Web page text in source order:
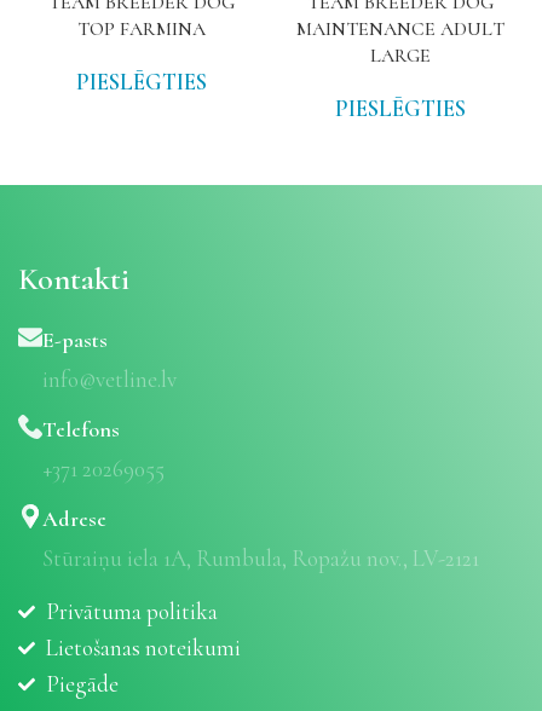
TOP FARMINA
PIESLĒGTIES
MAINTENANCE ADULT
LARGE
PIESLĒGTIES
Kontakti
E-pasts
info@vetline.lv
Telefons
+371 20269055
Adrese
Stūraiņu iela 1A, Rumbula, Ropažu nov., LV-2121
Privātuma politika
Lietošanas noteikumi
Piegāde